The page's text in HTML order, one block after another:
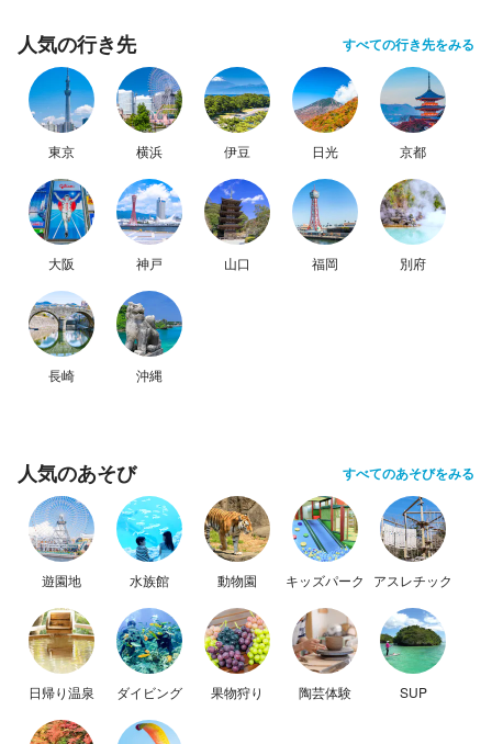
人気の行き先 すべての行き先をみる
東京 横浜 伊豆 日光 京都
大阪 神戸 山口 福岡 別府
長崎 沖縄
人気のあそび すべてのあそびをみる
遊園地 水族館 動物園 キッズパーク アスレチック
日帰り温泉 ダイビング 果物狩り 陶芸体験 SUP